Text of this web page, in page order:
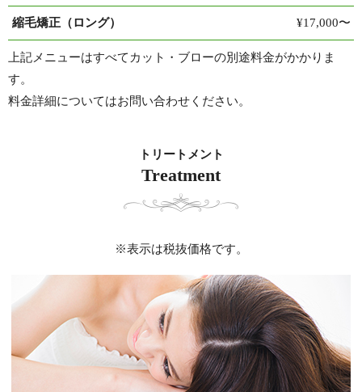
縮毛矯正（ロング） ¥17,000〜
上記メニューはすべてカット・ブローの別途料金がかかりま
す。
料金詳細についてはお問い合わせください。
トリートメント
Treatment
※表示は税抜価格です。